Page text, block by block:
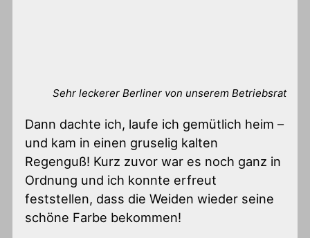
Sehr leckerer Berliner von unserem Betriebsrat
Dann dachte ich, laufe ich gemütlich heim –
und kam in einen gruselig kalten
Regenguß! Kurz zuvor war es noch ganz in
Ordnung und ich konnte erfreut
feststellen, dass die Weiden wieder seine
schöne Farbe bekommen!